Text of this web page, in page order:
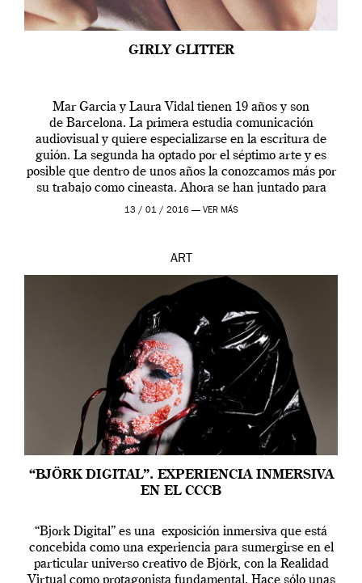
GIRLY GLITTER
Mar Garcia y Laura Vidal tienen 19 años y son
de Barcelona. La primera estudia comunicación
audiovisual y quiere especializarse en la escritura de
guión. La segunda ha optado por el séptimo arte y es
posible que dentro de unos años la conozcamos más por
su trabajo como cineasta. Ahora se han juntado para
contarnos una […]
13 / 01 / 2016 — VER MÁS
ART
“BJÖRK DIGITAL”. EXPERIENCIA INMERSIVA
EN EL CCCB
“Bjork Digital” es una exposición inmersiva que está
concebida como una experiencia para sumergirse en el
particular universo creativo de Björk, con la Realidad
Virtual como protagonista fundamental. Hace sólo unas